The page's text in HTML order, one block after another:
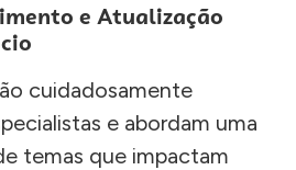
e Atualização
cuidadosamente
e abordam uma
temas que impactam